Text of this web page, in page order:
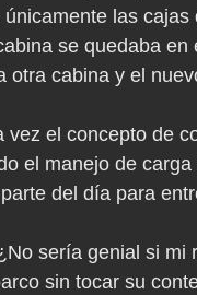
las
se quedaba
otra cabina y el
el concepto de
el manejo de
del día para
sería genial si mi
sin tocar su